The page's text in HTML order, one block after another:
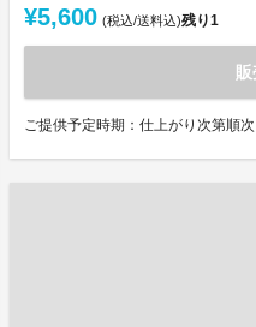
¥5,600 (税込/送料込)残り1
ご提供予定時期：仕上がり次第順次